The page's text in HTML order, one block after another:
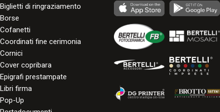
Biglietti di ringraziamento
Borse
Cofanetti
Coordinati fine cerimonia
Cornici
Cover copribara
Epigrafi prestampate
Libri firma
Pop-Up